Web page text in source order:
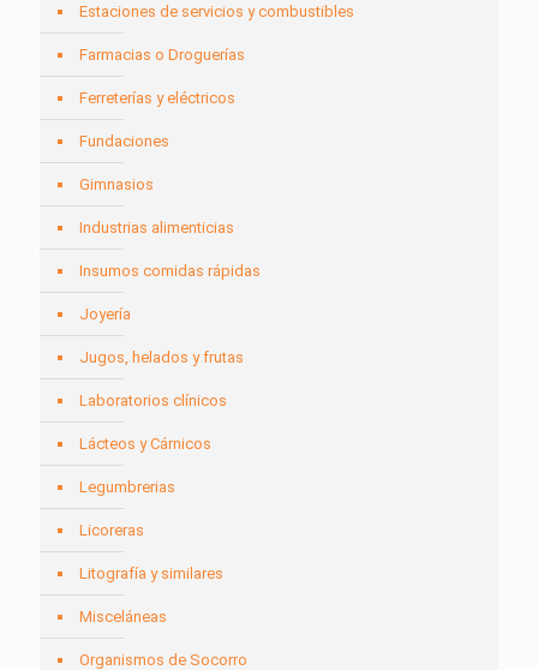
Estaciones de servicios y combustibles
Farmacias o Droguerías
Ferreterías y eléctricos
Fundaciones
Gimnasios
Industrias alimenticias
Insumos comidas rápidas
Joyería
Jugos, helados y frutas
Laboratorios clínicos
Lácteos y Cárnicos
Legumbrerias
Licoreras
Litografía y similares
Misceláneas
Organismos de Socorro